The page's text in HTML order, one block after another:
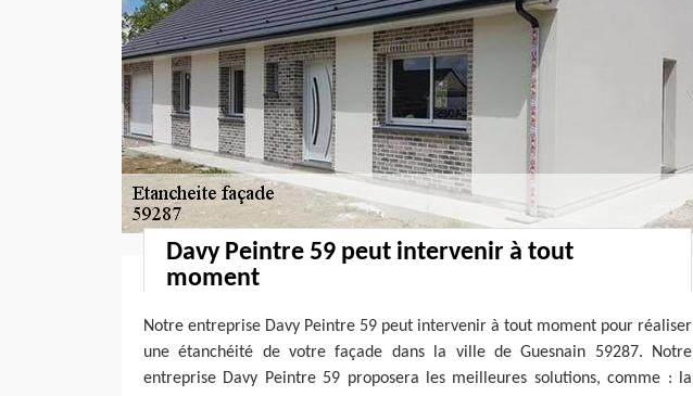
Davy Peintre 59 peut intervenir à tout
moment
Notre entreprise Davy Peintre 59 peut intervenir à tout moment pour réaliser
une étanchéité de votre façade dans la ville de Guesnain 59287. Notre
entreprise Davy Peintre 59 proposera les meilleures solutions, comme : la